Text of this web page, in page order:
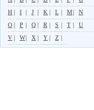
H
I J K L M
N
O
P Q R S T
U
V
W X Y Z